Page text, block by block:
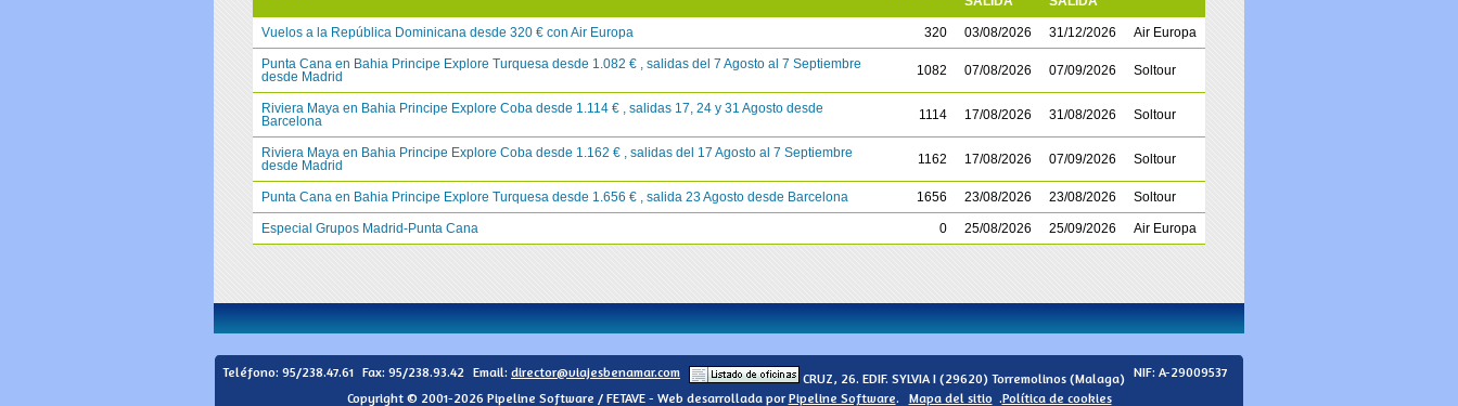
Vuelos a la República Dominicana desde 320 € con Air Europa 320 03/08/2026 31/12/2026 Air Europa
Punta Cana en Bahia Principe Explore Turquesa desde 1.082 € , salidas del 7 Agosto al 7 Septiembre
desde Madrid
1082 07/08/2026 07/09/2026 Soltour
Riviera Maya en Bahia Principe Explore Coba desde 1.114 € , salidas 17, 24 y 31 Agosto desde
Barcelona
1114 17/08/2026 31/08/2026 Soltour
Riviera Maya en Bahia Principe Explore Coba desde 1.162 € , salidas del 17 Agosto al 7 Septiembre
desde Madrid
1162 17/08/2026 07/09/2026 Soltour
Punta Cana en Bahia Principe Explore Turquesa desde 1.656 € , salida 23 Agosto desde Barcelona 1656 23/08/2026 23/08/2026 Soltour
Especial Grupos Madrid-Punta Cana 0 25/08/2026 25/09/2026 Air Europa
Teléfono: 95/238.47.61 Fax: 95/238.93.42 Email: director@viajesbenamar.com CRUZ, 26. EDIF. SYLVIA I (29620) Torremolinos (Malaga) NIF: A-29009537
Copyright © 2001-2026 Pipeline Software / FETAVE - Web desarrollada porPipeline Software. Mapa del sitio .Política de cookies